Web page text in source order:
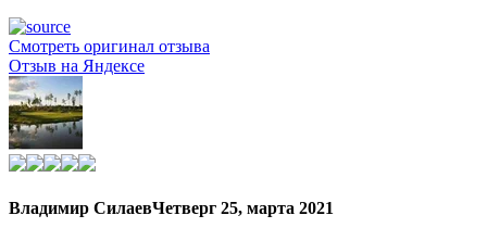
Смотреть оригинал отзыва
Отзыв на Яндексе
Владимир СилаевЧетверг 25, марта 2021